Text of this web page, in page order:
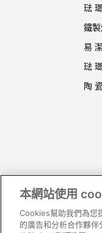
琺
鐵
易
琺
陶
本網站使用
Cookies幫助我們為您
的廣告和分析合作夥